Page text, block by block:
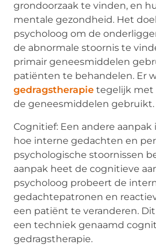
grondoorzaak te vinden, en
mentale gezondheid. Het
psycholoog om de
de abnormale stoornis te
primair geneesmiddelen
patiënten te behandelen. Er
gedragstherapie tegelijk met
de geneesmiddelen gebruikt.
Cognitief: Een andere
hoe interne gedachten en
psychologische stoornissen
aanpak heet de cognitieve
psycholoog probeert de
gedachtepatronen en
een patiënt te veranderen.
een techniek genaamd
gedragstherapie.